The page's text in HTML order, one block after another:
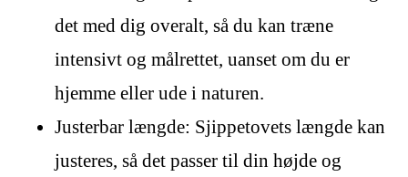
det med dig overalt, så du kan træne
intensivt og målrettet, uanset om du er
hjemme eller ude i naturen.
Justerbar længde: Sjippetovets længde kan
justeres, så det passer til din højde og